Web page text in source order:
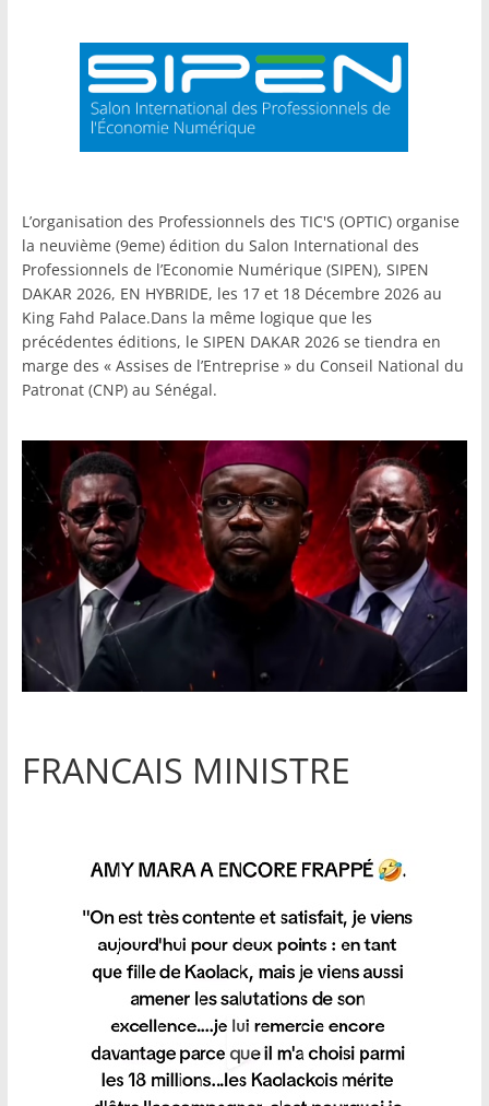
L’organisation des Professionnels des TIC'S (OPTIC) organise
la neuvième (9eme) édition du Salon International des
Professionnels de l’Economie Numérique (SIPEN), SIPEN
DAKAR 2026, EN HYBRIDE, les 17 et 18 Décembre 2026 au
King Fahd Palace.Dans la même logique que les
précédentes éditions, le SIPEN DAKAR 2026 se tiendra en
marge des « Assises de l’Entreprise » du Conseil National du
Patronat (CNP) au Sénégal.
FRANCAIS MINISTRE